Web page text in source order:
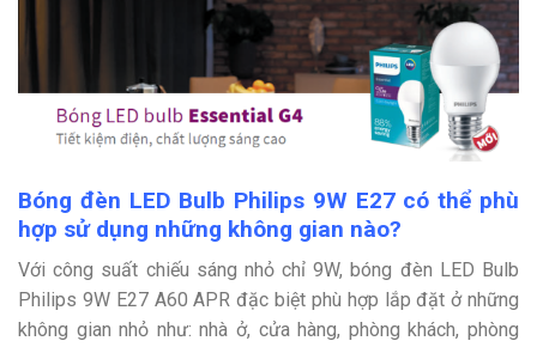
Bóng đèn LED Bulb Philips 9W E27 có thể phù
hợp sử dụng những không gian nào?
Với công suất chiếu sáng nhỏ chỉ 9W, bóng đèn LED Bulb
Philips 9W E27 A60 APR đặc biệt phù hợp lắp đặt ở những
không gian nhỏ như:nhà ở, cửa hàng, phòng khách, phòng